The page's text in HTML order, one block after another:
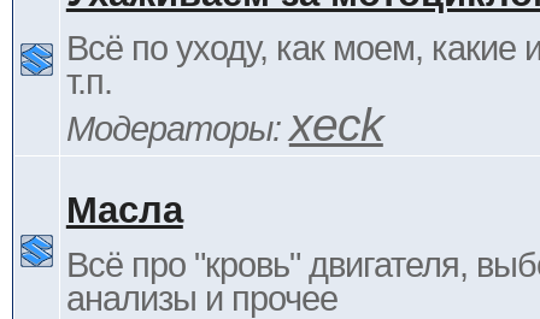
Всё по уходу, как моем, какие
т.п.
Модераторы:xeck
Масла
Всё про "кровь" двигателя,
анализы и прочее